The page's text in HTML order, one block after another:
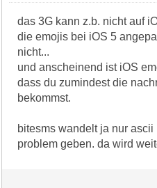
das 3G kann z.b. nicht auf
die emojis bei iOS 5
nicht...
und anscheinend ist iOS
dass du zumindest die
bekommst.
bitesms wandelt ja nur
problem geben. da wird